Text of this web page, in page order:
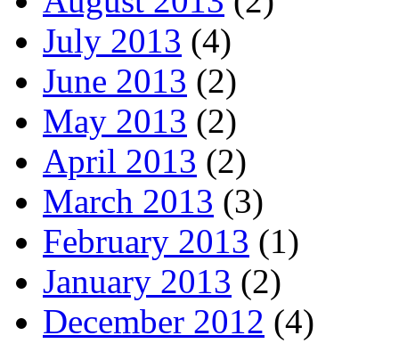
July 2013 (4)
June 2013 (2)
May 2013 (2)
April 2013 (2)
March 2013 (3)
February 2013 (1)
January 2013 (2)
December 2012 (4)